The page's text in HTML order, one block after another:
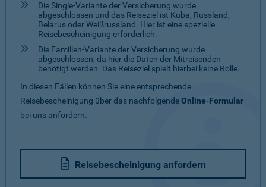
Die Single-Variante der Versicherung wurde
abgeschlossen und das Reiseziel ist Kuba, Russland,
Belarus oder Weißrussland. Hier ist eine spezielle
Reisebescheinigung erforderlich.
Die Familien-Variante der Versicherung wurde
abgeschlossen, da hier die Daten der Mitreisenden
benötigt werden. Das Reiseziel spielt hierbei keine Rolle.
In diesen Fällen können Sie eine entsprechende
Reisebescheinigung über das nachfolgendeOnline-Formular
bei uns anfordern.
Reisebescheinigung anfordern